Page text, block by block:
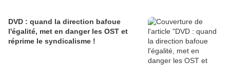
DVD : quand la direction bafoue
l'égalité, met en danger les OST et
réprime le syndicalisme !